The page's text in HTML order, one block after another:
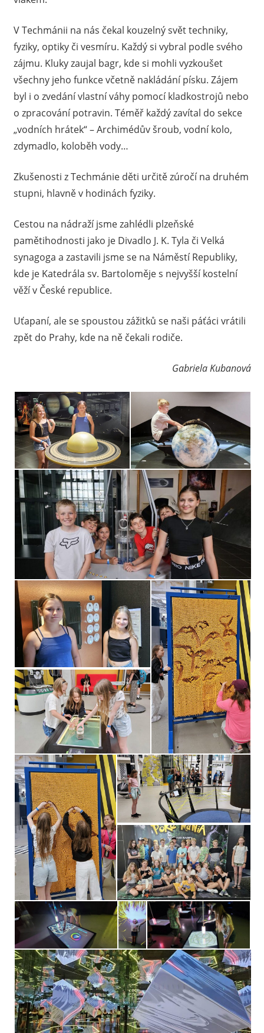
V Techmánii na nás čekal kouzelný svět techniky,
fyziky, optiky či vesmíru. Každý si vybral podle svého
zájmu. Kluky zaujal bagr, kde si mohli vyzkoušet
všechny jeho funkce včetně nakládání písku. Zájem
byl i o zvedání vlastní váhy pomocí kladkostrojů nebo
o zpracování potravin. Téměř každý zavítal do sekce
„vodních hrátek“ – Archimédův šroub, vodní kolo,
zdymadlo, koloběh vody…
Zkušenosti z Techmánie děti určitě zúročí na druhém
stupni, hlavně v hodinách fyziky.
Cestou na nádraží jsme zahlédli plzeňské
pamětihodnosti jako je Divadlo J. K. Tyla či Velká
synagoga a zastavili jsme se na Náměstí Republiky,
kde je Katedrála sv. Bartoloměje s nejvyšší kostelní
věží v České republice.
Uťapaní, ale se spoustou zážitků se naši páťáci vrátili
zpět do Prahy, kde na ně čekali rodiče.
Gabriela Kubanová